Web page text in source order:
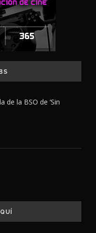
de la BSO de ‘Sin